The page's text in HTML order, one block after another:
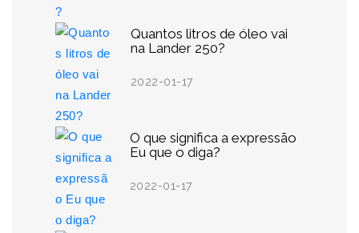
Quantos litros de óleo vai
na Lander 250?
2022-01-17
O que significa a expressão
Eu que o diga?
2022-01-17